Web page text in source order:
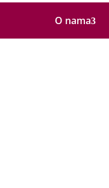
O nama